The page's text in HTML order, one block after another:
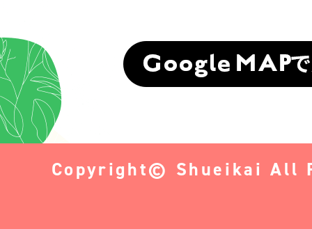
Copyright© Shueikai All